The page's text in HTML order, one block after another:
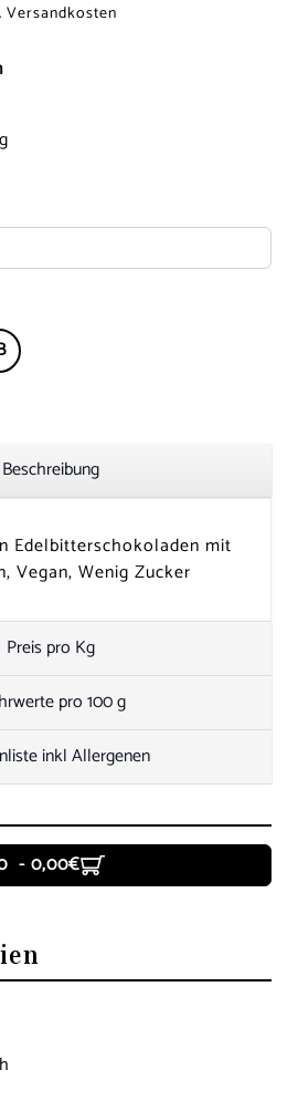
- 0,00€
Versandkosten
Beschreibung
Edelbitterschokoladen mit
Vegan, Wenig Zucker
Preis pro Kg
pro 100 g
inkl Allergenen